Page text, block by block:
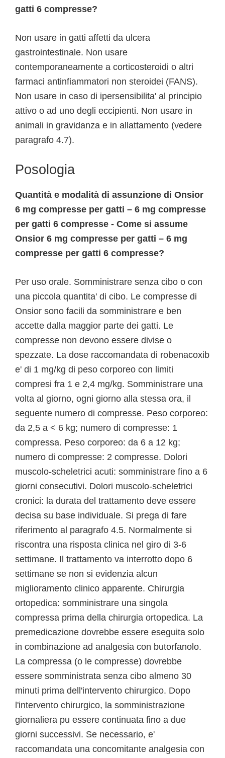
gatti 6 compresse?
Non usare in gatti affetti da ulcera
gastrointestinale. Non usare
contemporaneamente a corticosteroidi o altri
farmaci antinfiammatori non steroidei (FANS).
Non usare in caso di ipersensibilita' al principio
attivo o ad uno degli eccipienti. Non usare in
animali in gravidanza e in allattamento (vedere
paragrafo 4.7).
Posologia
Quantità e modalità di assunzione di Onsior
6 mg compresse per gatti – 6 mg compresse
per gatti 6 compresse - Come si assume
Onsior 6 mg compresse per gatti – 6 mg
compresse per gatti 6 compresse?
Per uso orale. Somministrare senza cibo o con
una piccola quantita' di cibo. Le compresse di
Onsior sono facili da somministrare e ben
accette dalla maggior parte dei gatti. Le
compresse non devono essere divise o
spezzate. La dose raccomandata di robenacoxib
e' di 1 mg/kg di peso corporeo con limiti
compresi fra 1 e 2,4 mg/kg. Somministrare una
volta al giorno, ogni giorno alla stessa ora, il
seguente numero di compresse. Peso corporeo:
da 2,5 a < 6 kg; numero di compresse: 1
compressa. Peso corporeo: da 6 a 12 kg;
numero di compresse: 2 compresse. Dolori
muscolo-scheletrici acuti: somministrare fino a 6
giorni consecutivi. Dolori muscolo-scheletrici
cronici: la durata del trattamento deve essere
decisa su base individuale. Si prega di fare
riferimento al paragrafo 4.5. Normalmente si
riscontra una risposta clinica nel giro di 3-6
settimane. Il trattamento va interrotto dopo 6
settimane se non si evidenzia alcun
miglioramento clinico apparente. Chirurgia
ortopedica: somministrare una singola
compressa prima della chirurgia ortopedica. La
premedicazione dovrebbe essere eseguita solo
in combinazione ad analgesia con butorfanolo.
La compressa (o le compresse) dovrebbe
essere somministrata senza cibo almeno 30
minuti prima dell'intervento chirurgico. Dopo
l'intervento chirurgico, la somministrazione
giornaliera pu essere continuata fino a due
giorni successivi. Se necessario, e'
raccomandata una concomitante analgesia con